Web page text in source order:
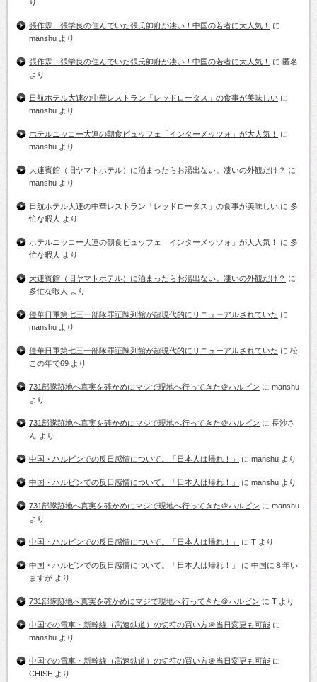
り
張作霖、張学良の住んでいた張氏帥府が凄い！中国の若者に大人気！
に
manshu より
張作霖、張学良の住んでいた張氏帥府が凄い！中国の若者に大人気！ に 匿名
より
日航ホテル大連の中華レストラン「レッドロータス」の食事が美味しい に
manshu より
ホテルニッコー大連の朝食ビュッフェ「インターメッツォ」が大人気！
に
manshu より
大連賓館（旧ヤマトホテル）に泊まったらお湯出ない。凄いの外観だけ？ に
manshu より
日航ホテル大連の中華レストラン「レッドロータス」の食事が美味しい に 多
忙な暇人
より
ホテルニッコー大連の朝食ビュッフェ「インターメッツォ」が大人気！ に 多
忙な暇人
より
大連賓館（旧ヤマトホテル）に泊まったらお湯出ない。凄いの外観だけ？ に
多忙な暇人
より
侵華日軍第七三一部隊罪証陳列館が超現代的にリニューアルされていた に
manshu より
侵華日軍第七三一部隊罪証陳列館が超現代的にリニューアルされていた に 松
この年で69 より
731部隊跡地へ真実を確かめにマジで現地へ行ってきた＠ハルビン に manshu
より
731部隊跡地へ真実を確かめにマジで現地へ行ってきた＠ハルビン に 長沙さ
ん より
中国・ハルビンでの反日感情について。「日本人は帰れ！」 に manshu より
中国・ハルビンでの反日感情について。「日本人は帰れ！」 に manshu より
731部隊跡地へ真実を確かめにマジで現地へ行ってきた＠ハルビン に manshu
より
中国・ハルビンでの反日感情について。「日本人は帰れ！」 に T より
中国・ハルビンでの反日感情について。「日本人は帰れ！」 に 中国に８年い
ますが より
731部隊跡地へ真実を確かめにマジで現地へ行ってきた＠ハルビン に T より
中国での電車・新幹線（高速鉄道）の切符の買い方＠当日変更も可能 に
manshu より
中国での電車・新幹線（高速鉄道）の切符の買い方＠当日変更も可能 に
CHISE より